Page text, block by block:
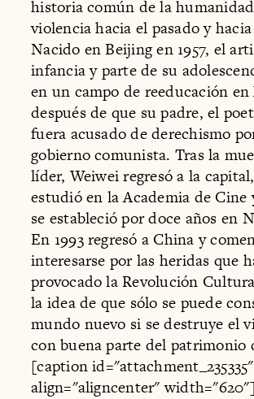
historia común de la
violencia hacia el pasado y
Nacido en Beijing en 1957, el
infancia y parte de su
en un campo de reeducación
después de que su padre, el
fuera acusado de derechismo
gobierno comunista. Tras la
líder, Weiwei regresó a la
estudió en la Academia de Cine
se estableció por doce años en
En 1993 regresó a China y
interesarse por las heridas que
provocado la Revolución
la idea de que sólo se puede
mundo nuevo si se destruye el
con buena parte del patrimonio
[caption id="attachment_235335"
align="aligncenter" width="620"]